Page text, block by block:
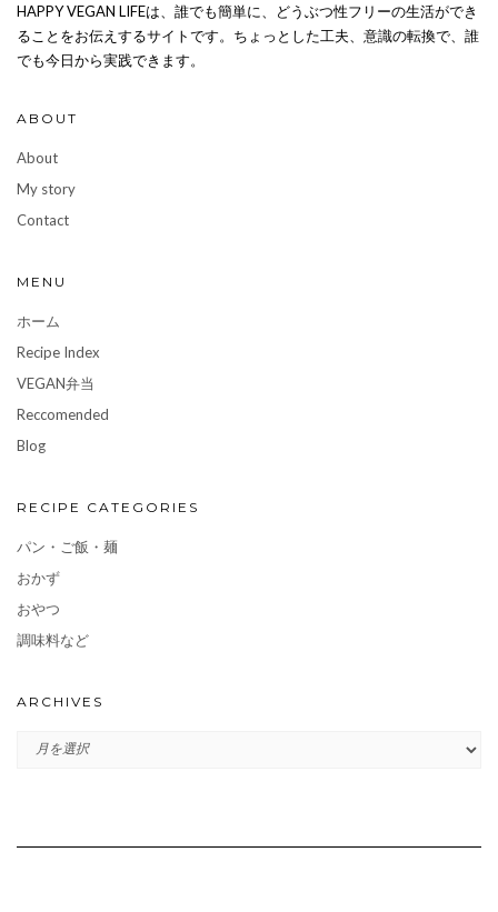
HAPPY VEGAN LIFEは、誰でも簡単に、どうぶつ性フリーの生活ができ
ることをお伝えするサイトです。ちょっとした工夫、意識の転換で、誰
でも今日から実践できます。
ABOUT
About
My story
Contact
MENU
ホーム
Recipe Index
VEGAN弁当
Reccomended
Blog
RECIPE CATEGORIES
パン・ご飯・麺
おかず
おやつ
調味料など
ARCHIVES
ARCHIVES